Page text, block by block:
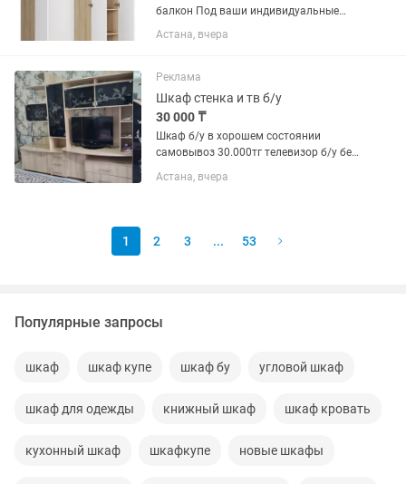
балкон Под ваши индивидуальные
размеры
Астана, вчера
Реклама
Шкаф стенка и тв б/у
30 000 ₸
Шкаф б/у в хорошем состоянии
самовывоз 30.000тг телевизор б/у без
Астана, вчера
1 2 3 ... 53
Популярные запросы
шкаф шкаф купе шкаф бу угловой шкаф
шкаф для одежды книжный шкаф шкаф кровать
кухонный шкаф шкафкупе новые шкафы